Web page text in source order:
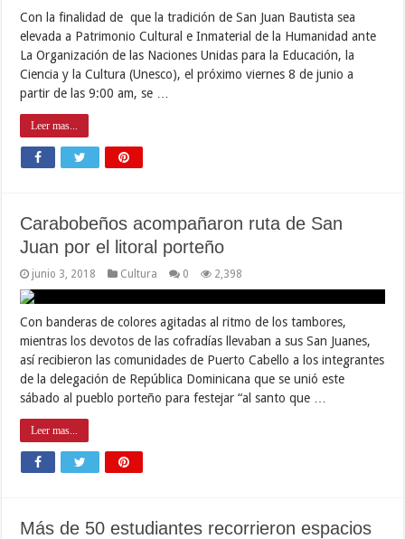
Con la finalidad de que la tradición de San Juan Bautista sea
elevada a Patrimonio Cultural e Inmaterial de la Humanidad ante
La Organización de las Naciones Unidas para la Educación, la
Ciencia y la Cultura (Unesco), el próximo viernes 8 de junio a
partir de las 9:00 am, se …
Leer mas...
Carabobeños acompañaron ruta de San
Juan por el litoral porteño
junio 3, 2018 Cultura 0 2,398
Con banderas de colores agitadas al ritmo de los tambores,
mientras los devotos de las cofradías llevaban a sus San Juanes,
así recibieron las comunidades de Puerto Cabello a los integrantes
de la delegación de República Dominicana que se unió este
sábado al pueblo porteño para festejar “al santo que …
Leer mas...
Más de 50 estudiantes recorrieron espacios